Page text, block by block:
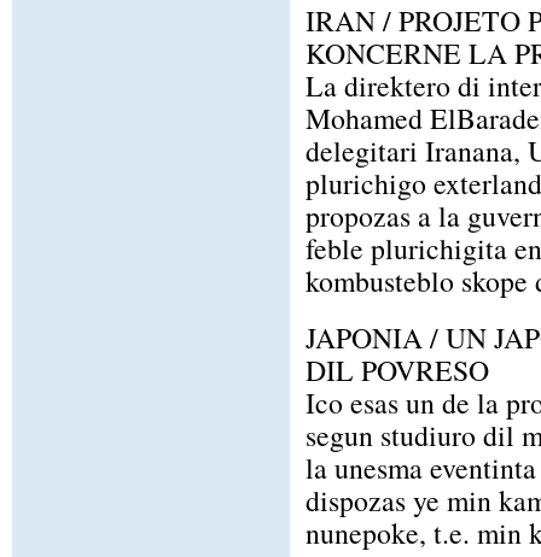
IRAN / PROJETO
KONCERNE LA
La direktero di
Mohamed
delegitari Iranana,
plurichigo
propozas a la
feble plurichigita
kombusteblo
JAPONIA / UN
DIL POVRESO
Ico esas un de la
segun studiuro dil
la unesma
dispozas ye min
nunepoke, t.e. min